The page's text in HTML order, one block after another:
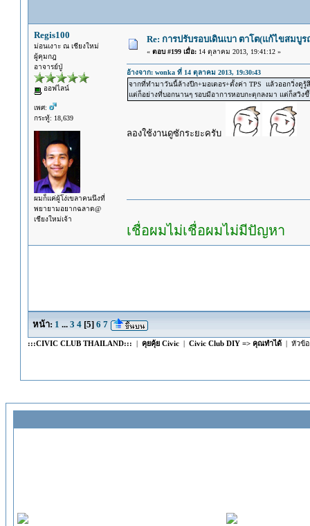
Regis100
ม่อนเงาะ ณ เชียงใหม่
ผู้คุมกฎ
อาจารย์ปู่
ออฟไลน์
เพศ:
กระทู้: 18,639
ผมก็แค่ผู้โง่เขลาคนนึงที่
พยายามอยากฉลาด@
เชียงใหม่เจ้า
Re: การปรับรอบเดินเบา ตาโต(แก้ไขสมบู
« ตอบ #199 เมื่อ:14 ตุลาคม 2013, 19:41:12 »
อ้างจาก: wonka ที่ 14 ตุลาคม 2013, 19:30:43
จากที่ทำมาวันนี้ล้างปีก+มอเตอร+ตั้งค่า TPS แล้วออกวิ่งดู
แต่ก็อย่างที่บอกนานๆ รอบมีอาการหอบกะตุกลงมา แต่ก็สวิ
ลองใช้งานดูซักระยะครับ
เชื่อผมไม่เชื่อผมไม่มีปัญหา
หน้า: 1 ... 3 4[5] 6 7
:::CIVIC CLUB THAILAND::: | คุยคุ้ย Civic| Civic Club DIY => คุณทำได้| หัวข้